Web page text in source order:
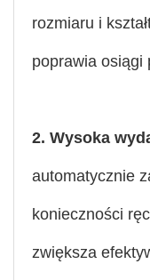
rozmiaru i
poprawia osiągi
2. Wysoka
automatycznie
konieczności
zwiększa